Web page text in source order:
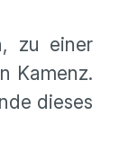
zu einer
Kamenz.
dieses